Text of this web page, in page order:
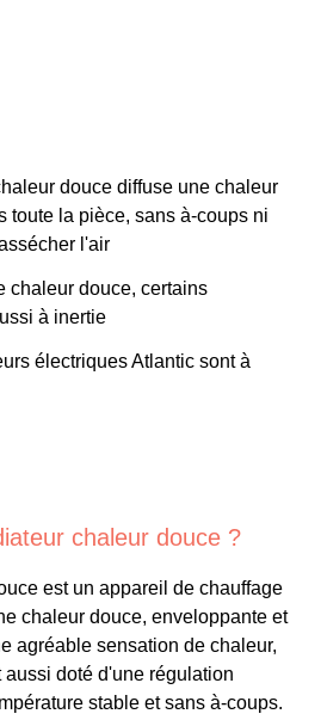
douce diffuse une chaleur
toute la pièce, sans à-coups ni
l'air
chaleur douce, certains
à inertie
électriques Atlantic sont à
chaleur douce ?
est un appareil de chauffage
chaleur douce, enveloppante et
agréable sensation de chaleur,
doté d'une régulation
stable et sans à-coups.